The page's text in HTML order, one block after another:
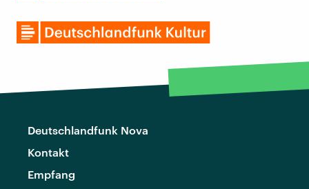
Deutschlandfunk Nova
Kontakt
Empfang